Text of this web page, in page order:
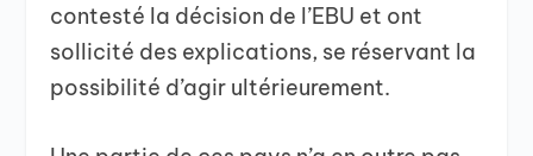
contesté la décision de l’EBU et ont
sollicité des explications, se réservant la
possibilité d’agir ultérieurement.